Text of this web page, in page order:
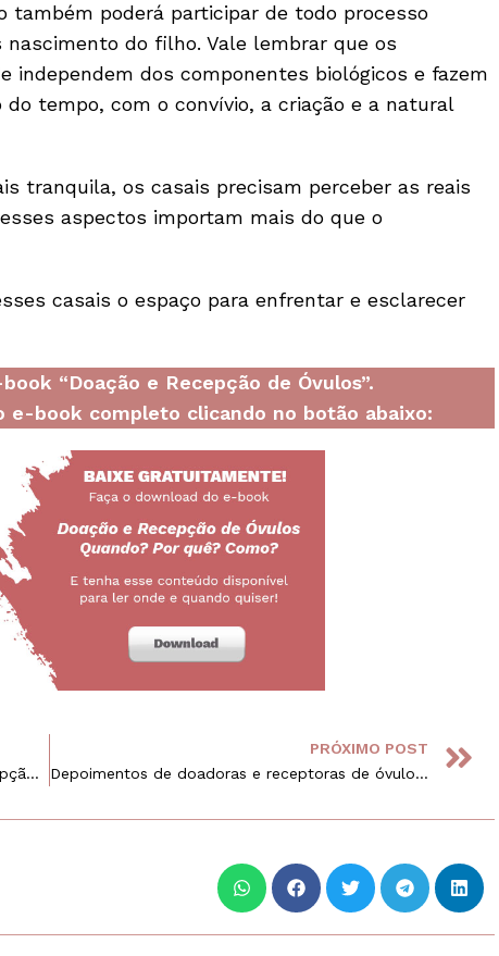
também poderá participar de todo processo
do filho. Vale lembrar que os
independem dos componentes biológicos e fazem
tempo, com o convívio, a criação e a natural
tranquila, os casais precisam perceber as reais
aspectos importam mais do que o
casais o espaço para enfrentar e esclarecer
“Doação e Recepção de Óvulos”.
e-book completo clicando no botão abaixo:
Aspectos éticos e legais para doação e recepção de óvulos
PRÓXIMO POST
Depoimentos de doadoras e receptoras de óvulos do IPGO